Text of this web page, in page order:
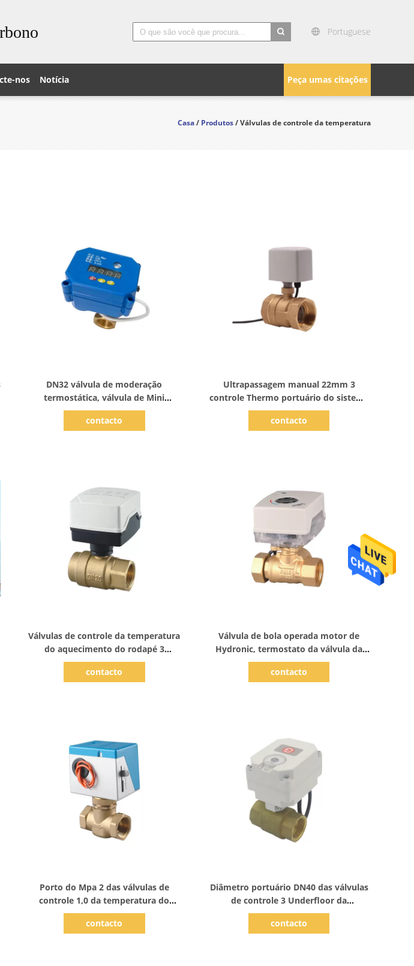
Portuguese
Peça umas citações
nos Notícia
Casa/Produtos/ Válvulas de controle da temperatura
DN32 válvula de moderação
termostática, válvula de Mini
Motorized Water Temp Mixing
contacto
Ultrapassagem manual 22mm 3
controle Thermo portuário do sistema
de aquecimento da válvula PN10
contacto
Válvulas de controle da temperatura
do aquecimento do rodapé 3
portuários motorizados
contacto
Válvula de bola operada motor de
Hydronic, termostato da válvula da
zona de DC12V
contacto
Porto do Mpa 2 das válvulas de
controle 1,0 da temperatura do
aquecimento Underfloor
contacto
Diâmetro portuário DN40 das válvulas
de controle 3 Underfloor da
temperatura do aquecimento PN10
central
contacto